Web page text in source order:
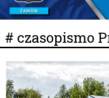
# czasopismo